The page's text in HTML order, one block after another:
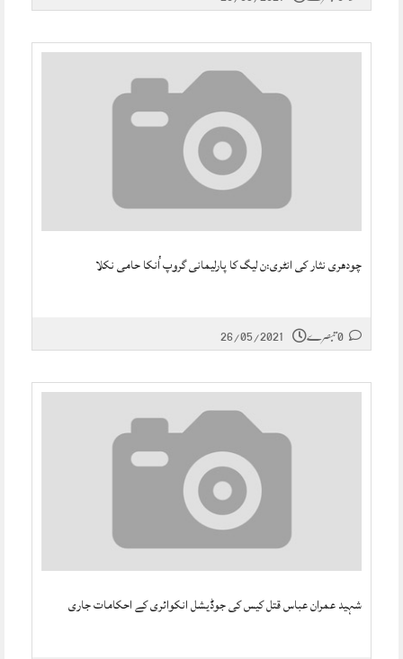
چودھری نثار کی انٹری:ن لیگ کا پارلیمانی گروپ اُنکا حامی نکلا
26/05/2021
شہید عمران عباس قتل کیس کی جوڈیشل انکوائری کے احکامات جاری